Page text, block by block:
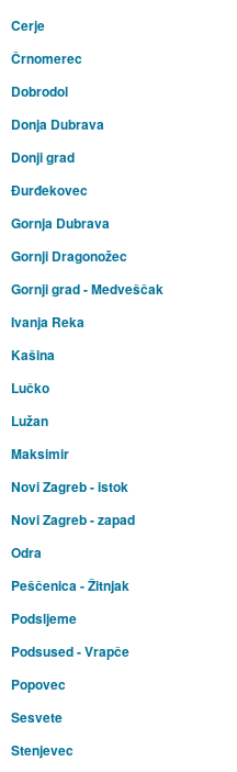
Cerje
Črnomerec
Dobrodol
Donja Dubrava
Donji grad
Đurđekovec
Gornja Dubrava
Gornji Dragonožec
Gornji grad - Medveščak
Ivanja Reka
Kašina
Lučko
Lužan
Maksimir
Novi Zagreb - istok
Novi Zagreb - zapad
Odra
Peščenica - Žitnjak
Podsljeme
Podsused - Vrapče
Popovec
Sesvete
Stenjevec